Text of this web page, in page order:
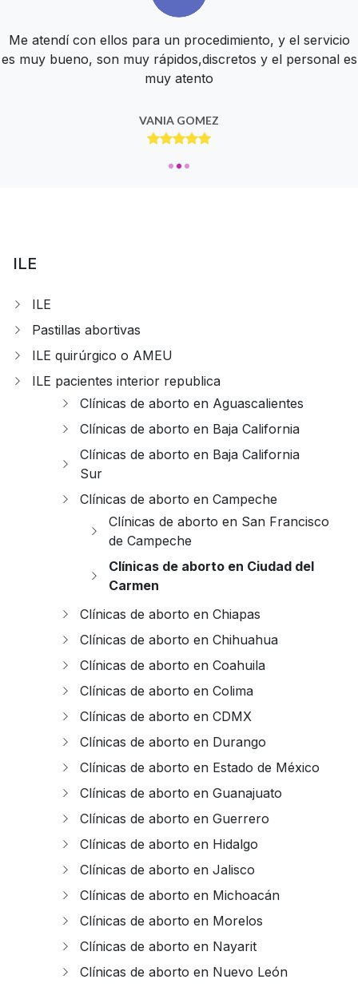
me parece una buena clínica con buena atención y
servicio
Me atendí con ellos para un procedimiento, y el servicio
es muy bueno, son muy rápidos,discretos y el personal es
muy atento
VANIA GOMEZ
Tienen un muy bien servicio, todos son muy amables y te
atienden con delicadeza
ILE
ILE
Pastillas abortivas
ILE quirúrgico o AMEU
ILE pacientes interior republica
Clínicas de aborto en Aguascalientes
Clínicas de aborto en Baja California
Clínicas de aborto en Baja California
Sur
Clínicas de aborto en Campeche
Clínicas de aborto en San Francisco
de Campeche
Clínicas de aborto en Ciudad del
Carmen
Clínicas de aborto en Chiapas
Clínicas de aborto en Chihuahua
Clínicas de aborto en Coahuila
Clínicas de aborto en Colima
Clínicas de aborto en CDMX
Clínicas de aborto en Durango
Clínicas de aborto en Estado de México
Clínicas de aborto en Guanajuato
Clínicas de aborto en Guerrero
Clínicas de aborto en Hidalgo
Clínicas de aborto en Jalisco
Clínicas de aborto en Michoacán
Clínicas de aborto en Morelos
Clínicas de aborto en Nayarit
Clínicas de aborto en Nuevo León